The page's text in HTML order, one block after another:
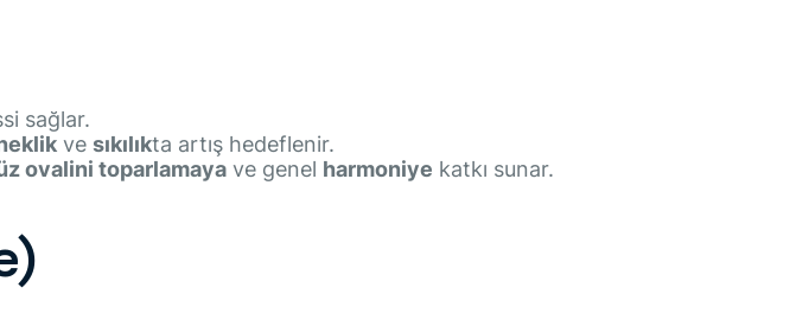
sağlar.
ve sıkılıkta artış hedeflenir.
ovalini toparlamaya ve genel harmoniye katkı sunar.